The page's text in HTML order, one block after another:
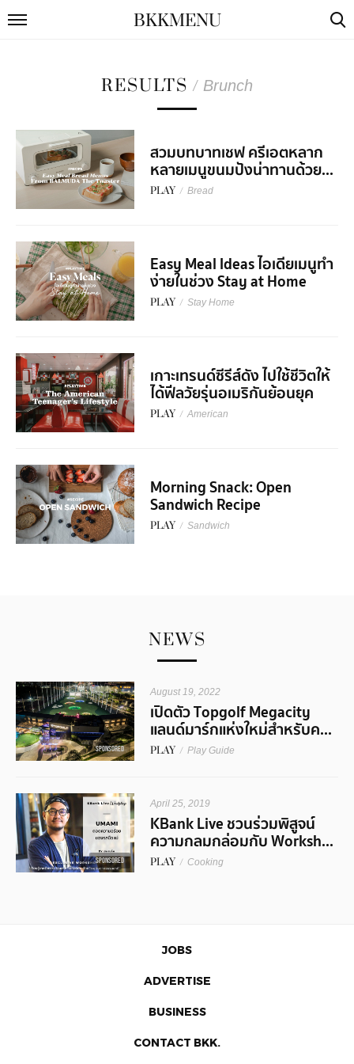
BKKMENU
RESULTS / Brunch
สวมบทบาทเชฟ ครีเอตหลาก
หลายเมนูขนมปังน่าทานด้วย...
PLAY / Bread
Easy Meal Ideas ไอเดียเมนูทำ
ง่ายในช่วง Stay at Home
PLAY / Stay Home
เกาะเทรนด์ซีรีส์ดัง ไปใช้ชีวิตให้
ได้ฟีลวัยรุ่นอเมริกันย้อนยุค
PLAY / American
Morning Snack: Open
Sandwich Recipe
PLAY / Sandwich
NEWS
SPONSORED
August 19, 2022
เปิดตัว Topgolf Megacity
แลนด์มาร์กแห่งใหม่สำหรับค...
PLAY / Play Guide
SPONSORED
April 25, 2019
KBank Live ชวนร่วมพิสูจน์
ความกลมกล่อมกับ Worksh...
PLAY / Cooking
JOBS
ADVERTISE
BUSINESS
CONTACT BKK.